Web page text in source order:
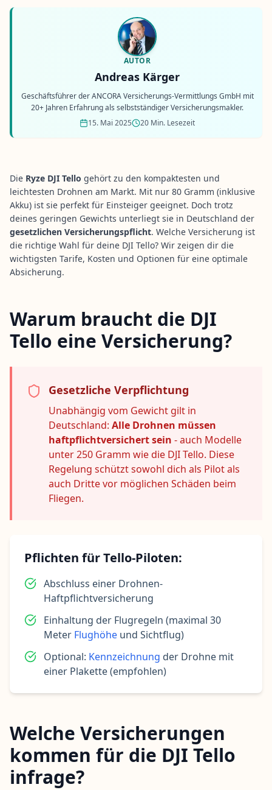
AUTOR
Andreas Kärger
Geschäftsführer der ANCORA Versicherungs-Vermittlungs GmbH mit
20+ Jahren Erfahrung als selbstständiger Versicherungsmakler.
15. Mai 2025
20 Min. Lesezeit
Die Ryze DJI Tello gehört zu den kompaktesten und
leichtesten Drohnen am Markt. Mit nur 80 Gramm (inklusive
Akku) ist sie perfekt für Einsteiger geeignet. Doch trotz
deines geringen Gewichts unterliegt sie in Deutschland der
gesetzlichen Versicherungspflicht. Welche Versicherung ist
die richtige Wahl für deine DJI Tello? Wir zeigen dir die
wichtigsten Tarife, Kosten und Optionen für eine optimale
Absicherung.
Warum braucht die DJI
Tello eine Versicherung?
Gesetzliche Verpflichtung
Unabhängig vom Gewicht gilt in
Deutschland: Alle Drohnen müssen
haftpflichtversichert sein - auch Modelle
unter 250 Gramm wie die DJI Tello. Diese
Regelung schützt sowohl dich als Pilot als
auch Dritte vor möglichen Schäden beim
Fliegen.
Pflichten für Tello-Piloten:
Abschluss einer Drohnen-
Haftpflichtversicherung
Einhaltung der Flugregeln (maximal 30
Meter Flughöhe und Sichtflug)
Optional: Kennzeichnung der Drohne mit
einer Plakette (empfohlen)
Welche Versicherungen
kommen für die DJI Tello
infrage?